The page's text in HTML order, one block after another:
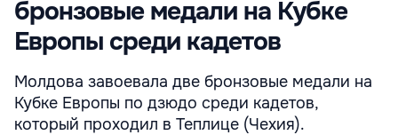
бронзовые медали на Кубке
Европы среди кадетов
Молдова завоевала две бронзовые медали на
Кубке Европы по дзюдо среди кадетов,
который проходил в Теплице (Чехия).